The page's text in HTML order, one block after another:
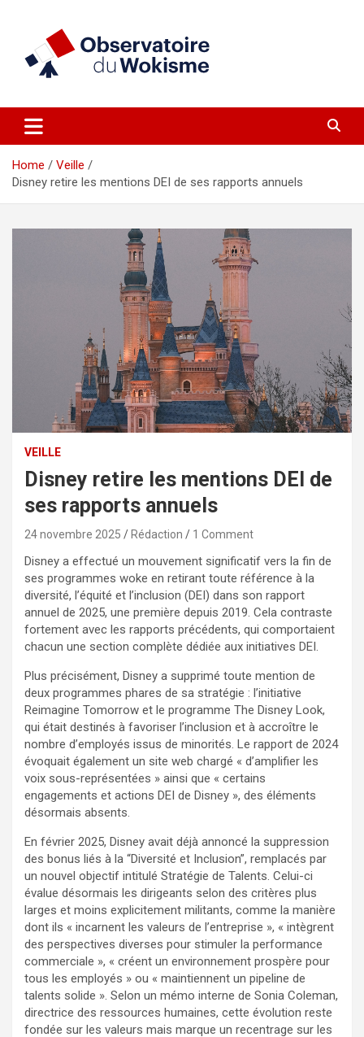
Observatoire du Wokisme
Home
Veille
Disney retire les mentions DEI de ses rapports annuels
VEILLE
Disney retire les mentions DEI de
ses rapports annuels
24 novembre 2025 Rédaction 1 Comment
Disney a effectué un mouvement significatif vers la fin de
ses programmes woke en retirant toute référence à la
diversité, l’équité et l’inclusion (DEI) dans son rapport
annuel de 2025, une première depuis 2019. Cela contraste
fortement avec les rapports précédents, qui comportaient
chacun une section complète dédiée aux initiatives DEI.
Plus précisément, Disney a supprimé toute mention de
deux programmes phares de sa stratégie : l’initiative
Reimagine Tomorrow et le programme The Disney Look,
qui était destinés à favoriser l’inclusion et à accroître le
nombre d’employés issus de minorités. Le rapport de 2024
évoquait également un site web chargé « d’amplifier les
voix sous-représentées » ainsi que « certains
engagements et actions DEI de Disney », des éléments
désormais absents.
En février 2025, Disney avait déjà annoncé la suppression
des bonus liés à la “Diversité et Inclusion”, remplacés par
un nouvel objectif intitulé Stratégie de Talents. Celui-ci
évalue désormais les dirigeants selon des critères plus
larges et moins explicitement militants, comme la manière
dont ils « incarnent les valeurs de l’entreprise », « intègrent
des perspectives diverses pour stimuler la performance
commerciale », « créent un environnement prospère pour
tous les employés » ou « maintiennent un pipeline de
talents solide ». Selon un mémo interne de Sonia Coleman,
directrice des ressources humaines, cette évolution reste
fondée sur les valeurs mais marque un recentrage sur les